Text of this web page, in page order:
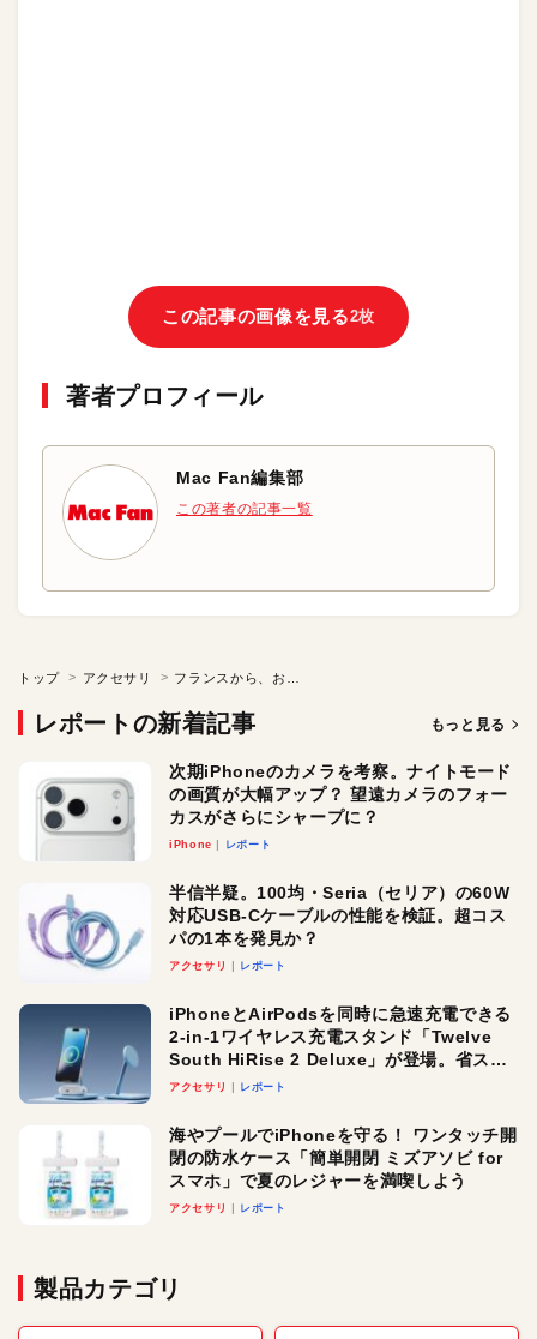
この記事の画像を見る2枚
著者プロフィール
Mac Fan編集部
この著者の記事一覧
トップ アクセサリ
レポートの新着記事 もっと見る
次期iPhoneのカメラを考察。ナイトモード
の画質が大幅アップ？ 望遠カメラのフォー
カスがさらにシャープに？
iPhone レポート
半信半疑。100均・Seria（セリア）の60W
対応USB-Cケーブルの性能を検証。超コス
パの1本を発見か？
アクセサリ レポート
iPhoneとAirPodsを同時に急速充電できる
2-in-1ワイヤレス充電スタンド「Twelve
South HiRise 2 Deluxe」が登場。省スペ
ースでおしゃれに充電したい人にオスス
アクセサリ レポート
海やプールでiPhoneを守る！ ワンタッチ開
閉の防水ケース「簡単開閉 ミズアソビ for
スマホ」で夏のレジャーを満喫しよう
アクセサリ レポート
製品カテゴリ